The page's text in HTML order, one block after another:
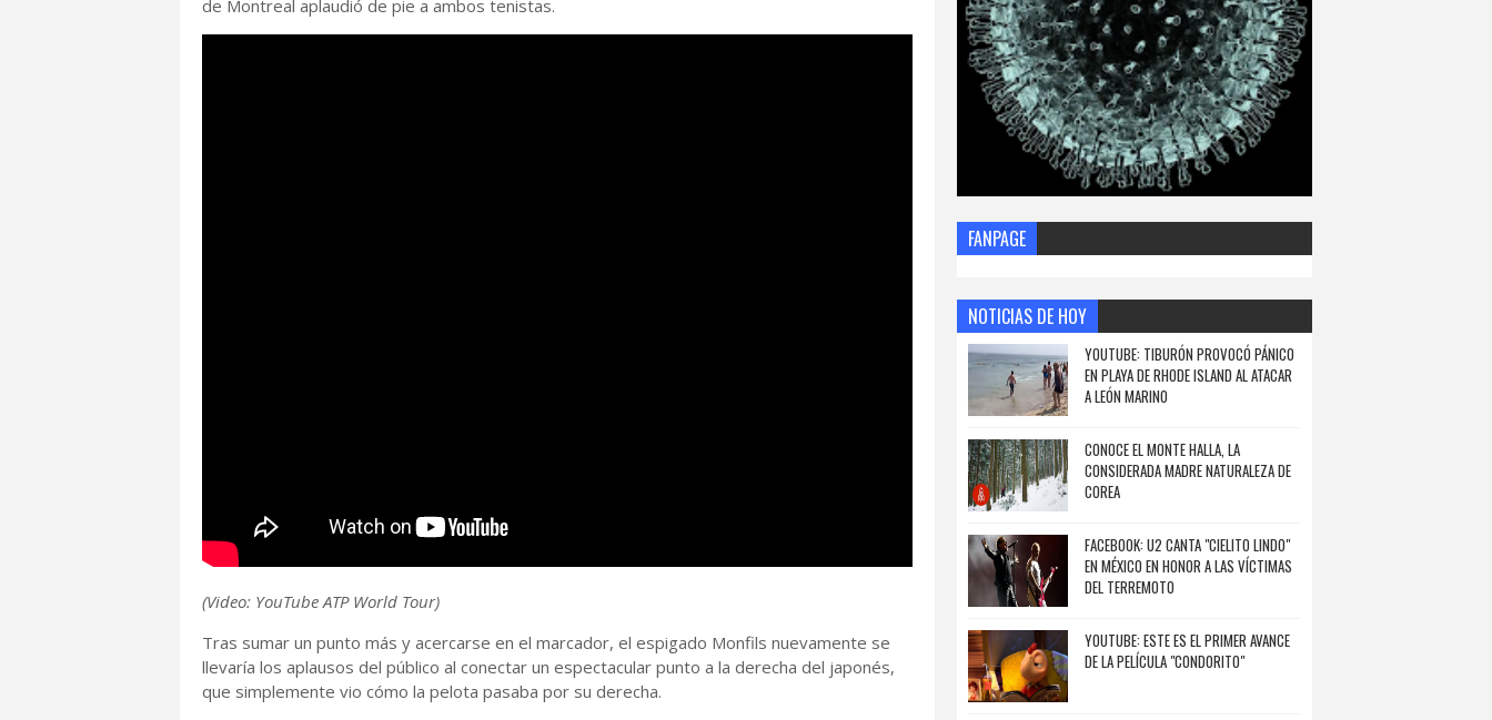
de Montreal aplaudió de pie a ambos tenistas.
(Video: YouTube ATP World Tour)
Tras sumar un punto más y acercarse en el marcador, el espigado Monfils nuevamente se
llevaría los aplausos del público al conectar un espectacular punto a la derecha del japonés,
que simplemente vio cómo la pelota pasaba por su derecha.
FANPAGE
NOTICIAS DE HOY
YOUTUBE: TIBURÓN PROVOCÓ PÁNICO
EN PLAYA DE RHODE ISLAND AL ATACAR
A LEÓN MARINO
CONOCE EL MONTE HALLA, LA
CONSIDERADA MADRE NATURALEZA DE
COREA
FACEBOOK: U2 CANTA "CIELITO LINDO"
EN MÉXICO EN HONOR A LAS VÍCTIMAS
DEL TERREMOTO
YOUTUBE: ESTE ES EL PRIMER AVANCE
DE LA PELÍCULA "CONDORITO"